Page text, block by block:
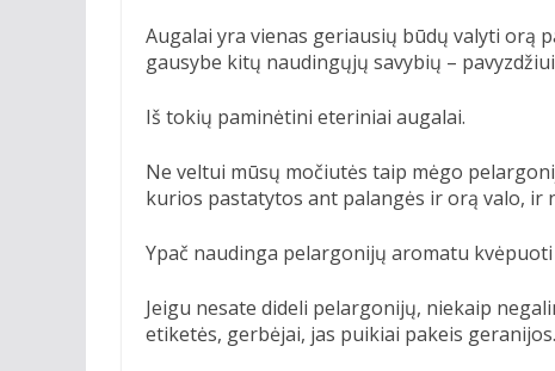
Augalai yra vienas geriausių būdų valyti orą
gausybe kitų naudingųjų savybių –
Iš tokių paminėtini eteriniai augalai.
Ne veltui mūsų močiutės taip mėgo
kurios pastatytos ant palangės ir orą valo, ir
Ypač naudinga pelargonijų aromatu
Jeigu nesate dideli pelargonijų, niekaip
etiketės, gerbėjai, jas puikiai pakeis geranijos.